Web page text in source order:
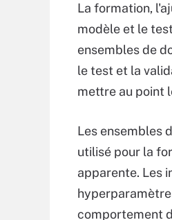
La formation,
modèle et le
ensembles de
le test et la
mettre au point
Les ensembles
utilisé pour la
apparente. Les
comportement